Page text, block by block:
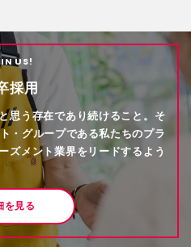
US!
採用
思う存在であり続けること。そ
・グループである私たちのプラ
ズメント業界をリードするよう
を見る